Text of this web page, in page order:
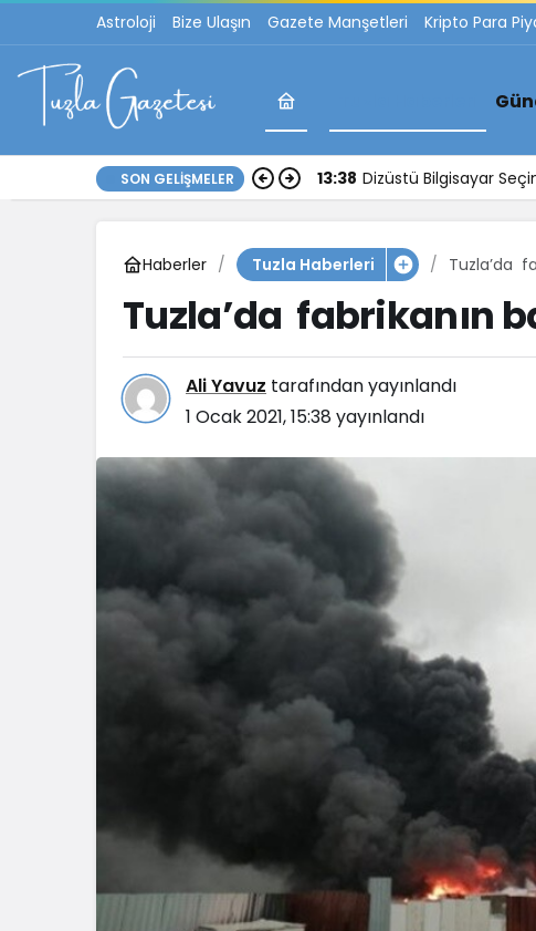
Astroloji Bize Ulaşın Gazete Manşetleri Kripto Para
SON GELIŞMELER 13:38 Dizüstü Bilgisayar
Haberler Tuzla Haberleri Tuzla’da
Tuzla’da fabrikanın
Ali Yavuz tarafından yayınlandı
1 Ocak 2021, 15:38 yayınlandı